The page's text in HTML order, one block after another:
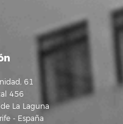
61
456
La Laguna
- España